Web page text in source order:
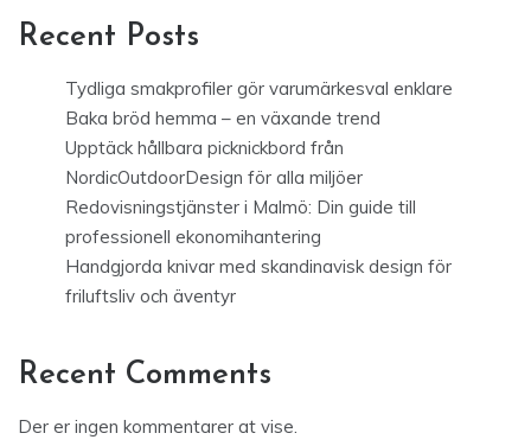
Recent Posts
Tydliga smakprofiler gör varumärkesval enklare
Baka bröd hemma – en växande trend
Upptäck hållbara picknickbord från
NordicOutdoorDesign för alla miljöer
Redovisningstjänster i Malmö: Din guide till
professionell ekonomihantering
Handgjorda knivar med skandinavisk design för
friluftsliv och äventyr
Recent Comments
Der er ingen kommentarer at vise.